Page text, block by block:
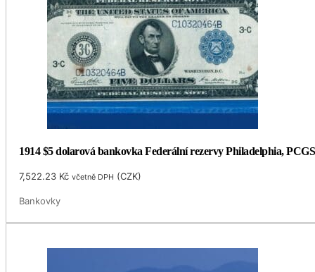
1914 $5 dolarová bankovka Federální rezervy Philadelphia,
7,522.23 Kč včetně DPH (CZK)
Bankovky